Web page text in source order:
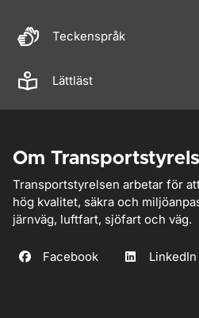
Teckenspråk
Lättläst
Om
Transportstyrelsen arbetar för
hög kvalitet, säkra och
järnväg, luftfart, sjöfart och väg.
Facebook LinkedIn